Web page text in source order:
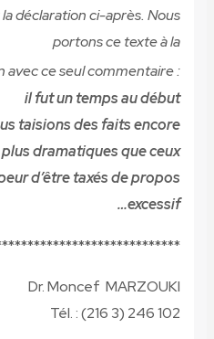
déclaration ci-après. Nous
portons ce texte à la
avec ce seul commentaire:
il fut un temps au début
taisions des faits encore
plus dramatiques que ceux
d’être taxés de propos
excessif…
Dr. Moncef MARZOUKI
Tél. : (216 3) 246 102